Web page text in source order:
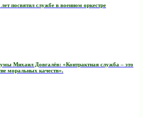
посвятил службе в военном оркестре
Михаил Довгалёв: «Контрактная служба – это
моральных качеств».